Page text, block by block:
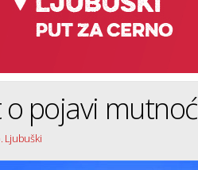
pojavi
Ljubuški